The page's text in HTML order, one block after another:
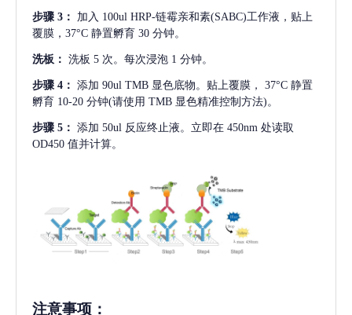
步骤 3： 加入 100ul HRP-链霉亲和素(SABC)工作液，贴上
覆膜，37°C 静置孵育 30 分钟。
洗板： 洗板 5 次。每次浸泡 1 分钟。
步骤 4： 添加 90ul TMB 显色底物。贴上覆膜， 37°C 静置
孵育 10-20 分钟(请使用 TMB 显色精准控制方法)。
步骤 5： 添加 50ul 反应终止液。立即在 450nm 处读取
OD450 值并计算。
注意事项 ：